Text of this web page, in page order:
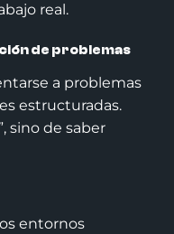
real.
de problemas
a problemas
estructuradas.
sino de saber
entornos